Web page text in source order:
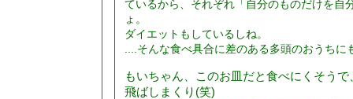
ているから、それぞれ「自分のものだけを自
ょ。
ダイエットもしているしね。
....そんな食べ具合に差のある多頭のおうちに
もいちゃん、このお皿だと食べにくそう
飛ばしまくり(笑)